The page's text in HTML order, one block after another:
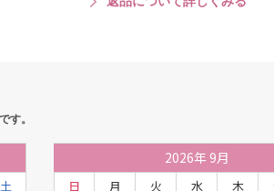
す。
土
2026年 9月
日 月 火 水 木